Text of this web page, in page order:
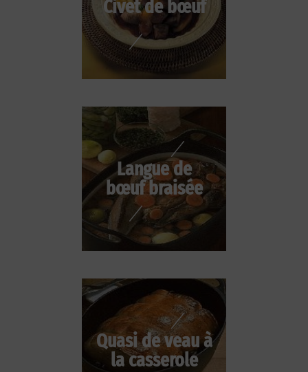
Civet de bœuf
Langue de
bœuf braisée
Quasi de veau à
la casserole